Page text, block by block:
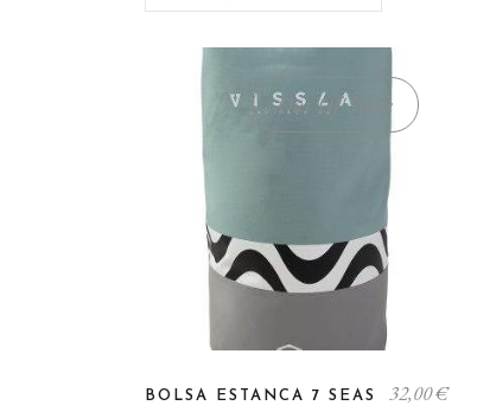
Out Of Stock
producto
BOLSA ESTANCA 7 SEAS
32,00€